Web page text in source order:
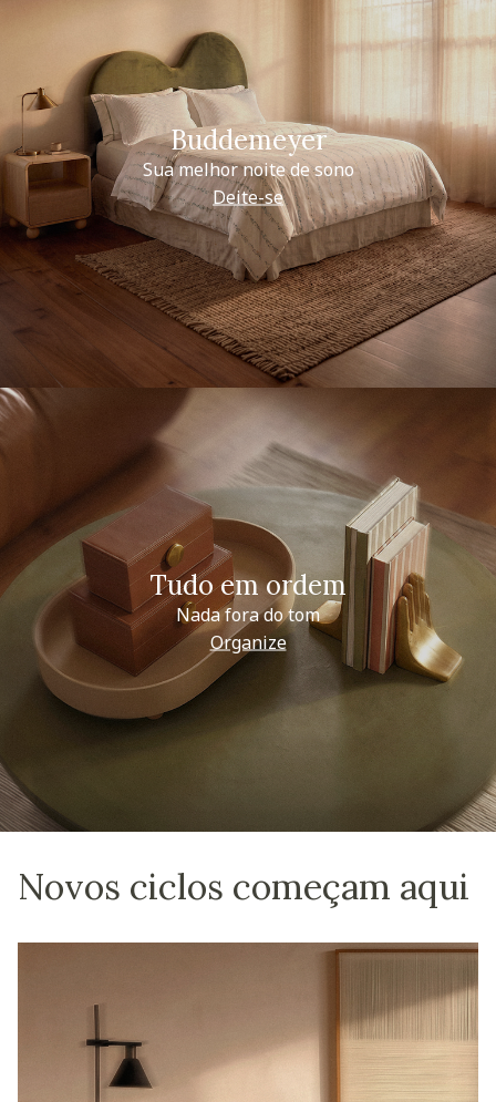
Buddemeyer
Sua melhor noite de sono
Deite-se
Tudo em ordem
Nada fora do tom
Organize
Novos ciclos começam aqui